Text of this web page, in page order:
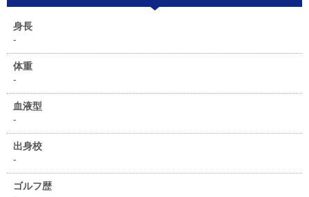
身長
-
体重
-
血液型
-
出身校
-
ゴルフ歴